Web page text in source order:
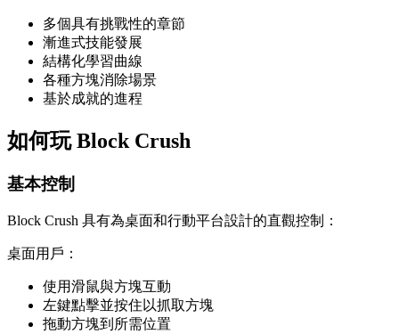
多個具有挑戰性的章節
漸進式技能發展
結構化學習曲線
各種方塊消除場景
基於成就的進程
如何玩 Block Crush
基本控制
Block Crush 具有為桌面和行動平台設計的直觀控制：
桌面用戶：
使用滑鼠與方塊互動
左鍵點擊並按住以抓取方塊
拖動方塊到所需位置